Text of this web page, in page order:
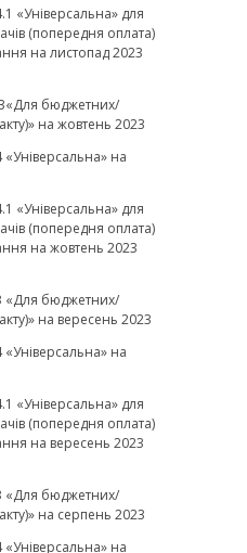
«Універсальна» для
(попередня оплата)
на листопад 2023
бюджетних/
на жовтень 2023
на
«Універсальна» для
(попередня оплата)
на жовтень 2023
«Для бюджетних/
на вересень 2023
на
«Універсальна» для
(попередня оплата)
на вересень 2023
«Для бюджетних/
на серпень 2023
на